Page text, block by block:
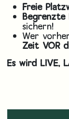
Freie
Begrenzte
sichern!
Wer
Zeit VOR
Es wird LIVE,